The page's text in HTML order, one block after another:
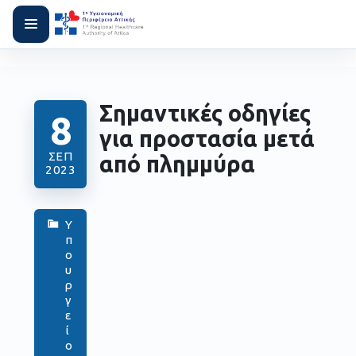
8
ΣΕΠ
2023
Υ
π
ο
υ
ρ
γ
ε
ί
ο
Σημαντικές οδηγίες
για προστασία μετά
από πλημμύρα